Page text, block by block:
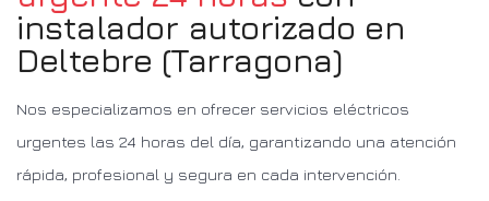
instalador autorizado en
Deltebre (Tarragona)
Nos especializamos en ofrecer servicios eléctricos
urgentes las 24 horas del día, garantizando una atención
rápida, profesional y segura en cada intervención.